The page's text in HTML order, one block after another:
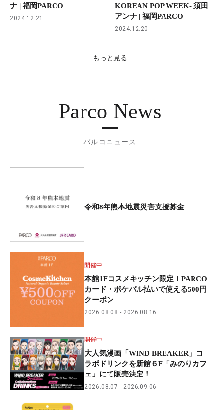
ナ | 福岡PARCO
2024.12.21
KOREAN POP WEEK- 須田
アンナ | 福岡PARCO
2024.12.20
もっと見る
Parco News
パルコニュース
令和8年熊本地震災害支援募金
開催中
本館1Fコスメキッチン限定！PARCO
カード・ポケパル払いで使える500円
クーポン
2026.08.08 2026.08.16
開催中
大人気漫画「WIND BREAKER」コ
ラボドリンクを新館６F「みのりカフ
ェ」にて販売決定！
2026.08.07 2026.09.06